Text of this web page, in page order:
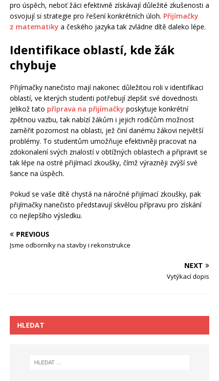
pro úspěch, neboť žáci efektivně získávají důležité zkušenosti a
osvojují si strategie pro řešení konkrétních úloh. Přijímačky
z matematiky a českého jazyka tak zvládne dítě daleko lépe.
Identifikace oblastí, kde žák
chybuje
Přijímačky nanečisto mají nakonec důležitou roli v identifikaci
oblastí, ve kterých studenti potřebují zlepšit své dovednosti.
Jelikož tato příprava na přijímačky poskytuje konkrétní
zpětnou vazbu, tak nabízí žákům i jejich rodičům možnost
zaměřit pozornost na oblasti, jež činí danému žákovi největší
problémy. To studentům umožňuje efektivněji pracovat na
zdokonalení svých znalostí v obtížných oblastech a připravit se
tak lépe na ostré přijímací zkoušky, čímž výrazněji zvýší své
šance na úspěch.
Pokud se vaše dítě chystá na náročné přijímací zkoušky, pak
přijímačky nanečisto představují skvělou přípravu pro získání
co nejlepšího výsledku.
PREVIOUS
Jsme odborníky na stavby i rekonstrukce
NEXT
Vytýkací dopis
HLEDAT